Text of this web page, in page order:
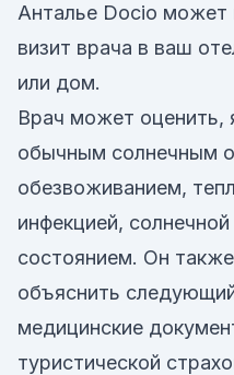
Анталье Docio может
визит врача в ваш
или дом.
Врач может оценить,
обычным солнечным
обезвоживанием,
инфекцией,
состоянием. Он
объяснить
медицинские
туристической